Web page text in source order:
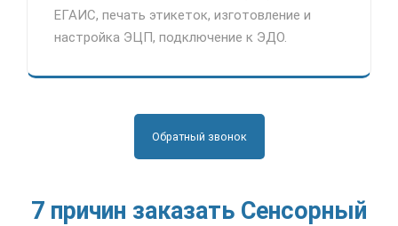
ЕГАИС, печать этикеток, изготовление и
настройка ЭЦП, подключение к ЭДО.
Обратный звонок
7 причин заказать Сенсорный